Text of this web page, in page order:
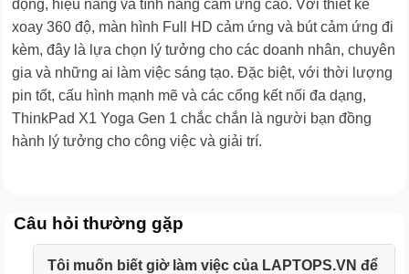
động, hiệu năng và tính năng cảm ứng cao. Với thiết kế
xoay 360 độ, màn hình Full HD cảm ứng và bút cảm ứng đi
kèm, đây là lựa chọn lý tưởng cho các doanh nhân, chuyên
gia và những ai làm việc sáng tạo. Đặc biệt, với thời lượng
pin tốt, cấu hình mạnh mẽ và các cổng kết nối đa dạng,
ThinkPad X1 Yoga Gen 1 chắc chắn là người bạn đồng
hành lý tưởng cho công việc và giải trí.
Câu hỏi thường gặp
Tôi muốn biết giờ làm việc của LAPTOPS.VN để